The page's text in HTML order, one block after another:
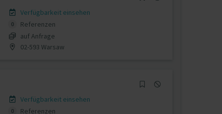
Verfügbarkeit einsehen
0
Referenzen
auf Anfrage
02-593 Warsaw
Verfügbarkeit einsehen
0
Referenzen